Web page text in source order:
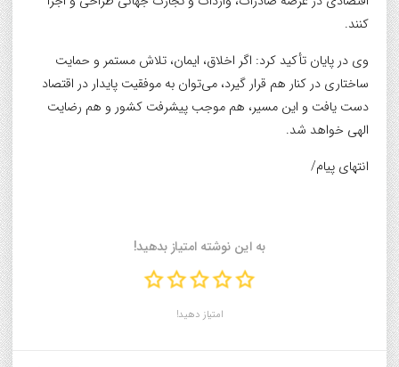
کنند.
وی در پایان تأکید کرد: اگر اخلاق، ایمان، تلاش مستمر و حمایت
ساختاری در کنار هم قرار گیرد، می‌توان به موفقیت پایدار در اقتصاد
دست یافت و این مسیر، هم موجب پیشرفت کشور و هم رضایت
الهی خواهد شد.
انتهای پیام/
به این نوشته امتیاز بدهید!
امتیاز دهید!